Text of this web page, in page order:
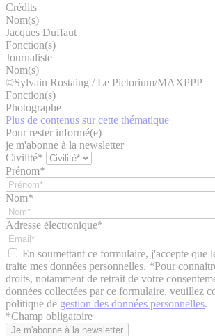
Crédits
Nom(s)
Jacques Duffaut
Fonction(s)
Journaliste
Nom(s)
©Sylvain Rostaing / Le Pictorium/MAXPPP
Fonction(s)
Photographe
Plus de contenus sur cette thématique
Pour rester informé(e)
je m'abonne à la newsletter
Civilité*
Prénom*
Nom*
Adresse électronique*
En soumettant ce formulaire, j'accepte que
traite mes données personnelles. *Pour
droits, notamment de retrait de votre
données collectées par ce formulaire, veuillez
politique de gestion des données personnelles.
*Champ obligatoire